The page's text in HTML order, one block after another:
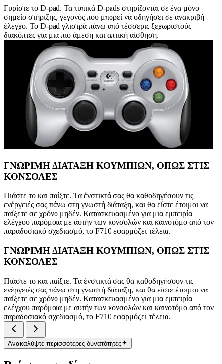
Γυρίστε το D-pad. Τα τυπικά D-pads στηρίζονται σε ένα μόνο
σημείο στήριξης, γεγονός που μπορεί να οδηγήσει σε ανακριβή
έλεγχο. Το D-pad γλιστρά πάνω από τέσσερις ξεχωριστούς
διακόπτες για μια πιο άμεση και απτική αίσθηση.
ΓΝΩΡΙΜΗ ΔΙΑΤΑΞΗ ΚΟΥΜΠΙΩΝ, ΟΠΩΣ ΣΤΙΣ
ΚΟΝΣΟΛΕΣ
Πιάστε το και παίξτε. Τα ένστικτά σας θα καθοδηγήσουν τις
ενέργειές σας πάνω στη γνωστή διάταξη, και θα είστε έτοιμοι να
παίξετε σε χρόνο μηδέν. Κατασκευασμένο για μια εμπειρία
ελέγχου παρόμοια με αυτήν των κονσολών και καινοτόμο από τον
παραδοσιακό σχεδιασμό, το F710 εφαρμόζει τέλεια.
ΓΝΩΡΙΜΗ ΔΙΑΤΑΞΗ ΚΟΥΜΠΙΩΝ, ΟΠΩΣ ΣΤΙΣ
ΚΟΝΣΟΛΕΣ
Πιάστε το και παίξτε. Τα ένστικτά σας θα καθοδηγήσουν τις
ενέργειές σας πάνω στη γνωστή διάταξη, και θα είστε έτοιμοι να
παίξετε σε χρόνο μηδέν. Κατασκευασμένο για μια εμπειρία
ελέγχου παρόμοια με αυτήν των κονσολών και καινοτόμο από τον
παραδοσιακό σχεδιασμό, το F710 εφαρμόζει τέλεια.
Ανακαλύψτε περισσότερες δυνατότητες